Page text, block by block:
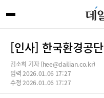
[인사] 한국환경공단
김소희 기자 (hee@dailian.co.kr)
입력 2026.01.06 17:27
수정 2026.01.06 17:27